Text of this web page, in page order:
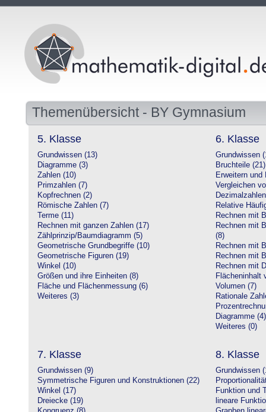
Themenübersicht - BY Gymnasium
5. Klasse
Grundwissen (13)
Diagramme (3)
Zahlen (10)
Primzahlen (7)
Kopfrechnen (2)
Römische Zahlen (7)
Terme (11)
Rechnen mit ganzen Zahlen (17)
Zählprinzip/Baumdiagramm (5)
Geometrische Grundbegriffe (10)
Geometrische Figuren (19)
Winkel (10)
Größen und ihre Einheiten (8)
Fläche und Flächenmessung (6)
Weiteres (3)
6. Klasse
Grundwissen
Bruchteile (21)
Erweitern und
Vergleichen
Relative
Rechnen mit
Rechnen mit
(8)
Rechnen mit
Rechnen mit
Rechnen mit
Flächeninhalt
Volumen (7)
Rationale
Diagramme (4)
Weiteres (0)
7. Klasse
Grundwissen (9)
Symmetrische Figuren und Konstruktionen (22)
Winkel (17)
Dreiecke (19)
8. Klasse
Grundwissen
Funktion und
lineare